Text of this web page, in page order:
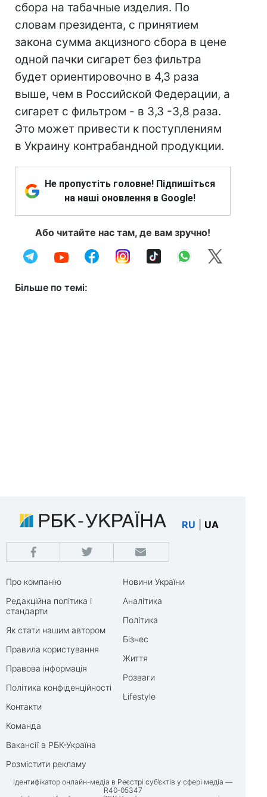
сбора на табачные изделия. По
словам президента, с принятием
закона сумма акцизного сбора в цене
одной пачки сигарет без фильтра
будет ориентировочно в 4,3 раза
выше, чем в Российской Федерации, а
сигарет с фильтром - в 3,3 -3,8 раза.
Это может привести к поступлениям
в Украину контрабандной продукции.
Не пропустіть головне! Підпишіться
на наші оновлення в Google!
Або читайте нас там, де вам зручно!
Більше по темі:
RU UA
Про компанію
Редакційна політика і
стандарти
Як стати нашим автором
Правила користування
Правова інформація
Політика конфіденційності
Контакти
Команда
Вакансії в РБК-Україна
Розмістити рекламу
Новини України
Аналітика
Політика
Бізнес
Життя
Розваги
Lifestyle
Ідентифікатор онлайн-медіа в Реєстрі суб’єктів у сфері медіа —
R40-05347